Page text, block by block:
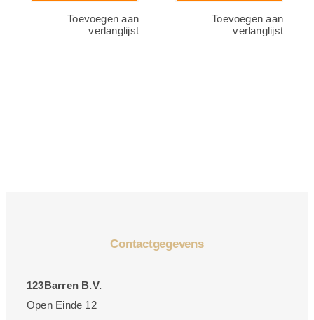
Toevoegen aan
verlanglijst
Toevoegen aan
verlanglijst
Contactgegevens
123Barren B.V.
Open Einde 12